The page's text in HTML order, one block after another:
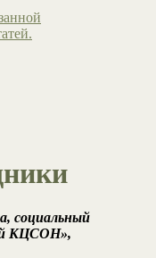
социальный
КЦСОН»,